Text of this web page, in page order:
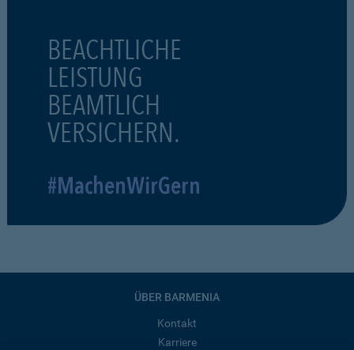
BEACHTLICHE
LEISTUNG
BEAMTLICH
VERSICHERN.
#MachenWirGern
ÜBER BARMENIA
Kontakt
Karriere